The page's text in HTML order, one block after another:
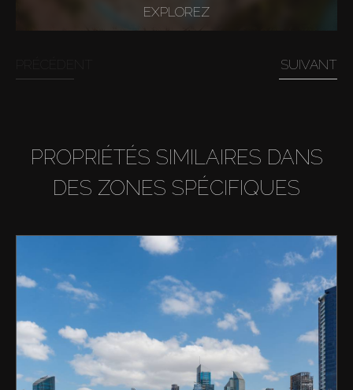
EXPLOREZ
SUIVANT
PROPRIÉTÉS SIMILAIRES DANS
DES ZONES SPÉCIFIQUES